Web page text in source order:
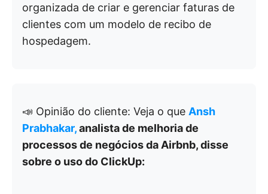
organizada de criar e gerenciar faturas de
clientes com um modelo de recibo de
hospedagem.
📣 Opinião do cliente: Veja o que Ansh
Prabhakar,analista de melhoria de
processos de negócios da Airbnb, disse
sobre o uso do ClickUp: